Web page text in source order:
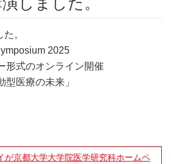
。
2025
形式のオンライン開催
型医療の未来」
が京都大学大学院医学研究科ホームペ